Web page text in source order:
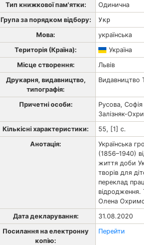
Тип книжкової пам'ятки:
Одинична
Група за порядком відбору:
Укр
Мова:
українська
Територія (Країна):
Україна
Місце створення:
Львів
Друкарня, видавництво,
типографія:
Видавництво
Причетні особи:
Русова,
Залізняк-
Кількісні характеристики:
55, [1] с.
Анотація:
Українська
(1856–1940)
життя доби
творів для
переклад
Олена
Дата декларування:
31.08.2020
Посилання на електронну
копію:
Перейти